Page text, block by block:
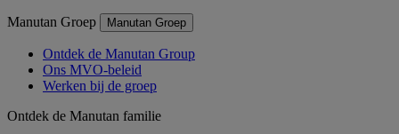
Manutan Groep Manutan Groep
Ontdek de Manutan Group
Ons MVO-beleid
Werken bij de groep
Ontdek de Manutan familie